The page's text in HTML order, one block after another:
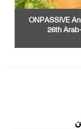
ONPASSIVE
26th